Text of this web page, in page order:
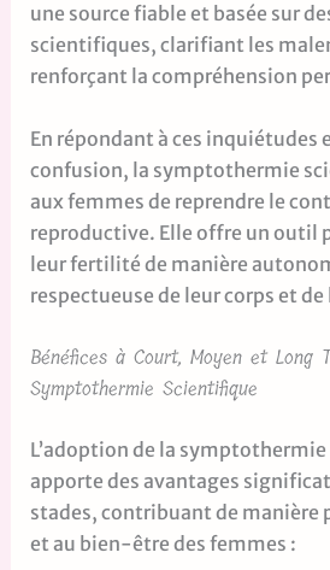
une source fiable et basée sur
scientifiques, clarifiant les
renforçant la compréhension
En répondant à ces inquiétudes
confusion, la symptothermie
aux femmes de reprendre le
reproductive. Elle offre un outil
leur fertilité de manière
respectueuse de leur corps et
Bénéfices à Court, Moyen et Long
Symptothermie Scientifique
L’adoption de la
apporte des avantages
stades, contribuant de manière
et au bien-être des femmes :